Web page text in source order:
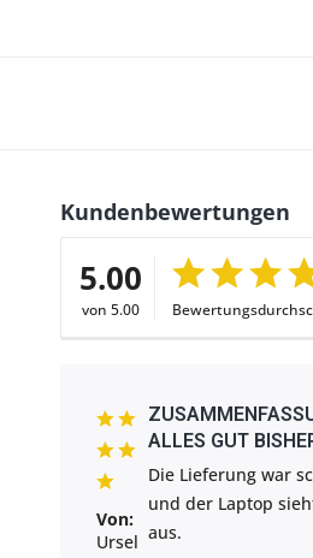
Kundenbewertungen
5.00
von 5.00
Von:
Ursel
ALLES GUT
Die Lieferung war
und der Laptop
aus.